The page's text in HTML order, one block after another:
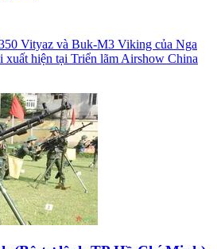
Vityaz và Buk-M3 Viking của Nga
xuất hiện tại Triển lãm Airshow China